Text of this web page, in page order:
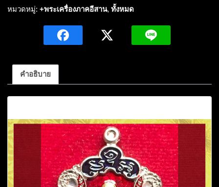
หลวง
โย
(พระ
สงฆ์5แผ่น
อายุ104ปี
เนื้อ
ทอง
ฝา
บาตร
ลงยา
หมวดหมู่: +พระเครื่องภาคอีสาน, ทั้งหมด
คำอธิบาย